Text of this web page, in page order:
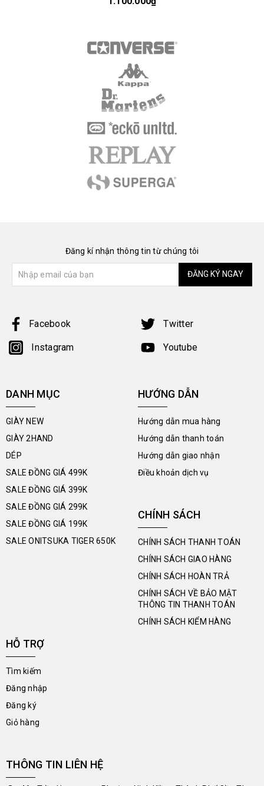
Đăng kí nhận thông tin từ chúng tôi
ĐĂNG KÝ NGAY
Facebook Twitter
Instagram Youtube
DANH MỤC
GIÀY NEW
GIÀY 2HAND
DÉP
SALE ĐỒNG GIÁ 499K
SALE ĐỒNG GIÁ 399K
SALE ĐỒNG GIÁ 299K
SALE ĐỒNG GIÁ 199K
SALE ONITSUKA TIGER 650K
HƯỚNG DẪN
Hướng dẫn mua hàng
Hướng dẫn thanh toán
Hướng dẫn giao nhận
Điều khoản dịch vụ
CHÍNH SÁCH
CHÍNH SÁCH THANH TOÁN
CHÍNH SÁCH GIAO HÀNG
CHÍNH SÁCH HOÀN TRẢ
CHÍNH SÁCH VỀ BẢO MẬT
THÔNG TIN THANH TOÁN
CHÍNH SÁCH KIỂM HÀNG
HỖ TRỢ
Tìm kiếm
Đăng nhập
Đăng ký
Giỏ hàng
THÔNG TIN LIÊN HỆ